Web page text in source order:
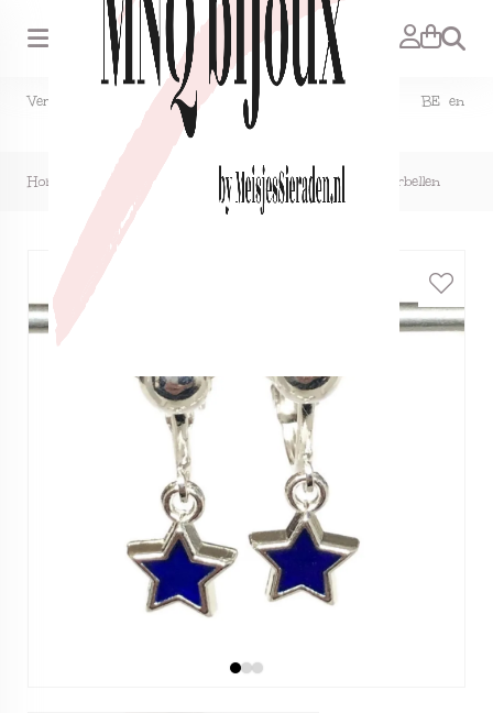
Zoeken
Verzendkosten NL €1,50, GRATIS bij bestelling vanaf €15. BE en
DE €2,95, GRATIS verzenden vanaf €50.
Home Clipoorbellen ministerretjes donkerblauw, hangoorbellen